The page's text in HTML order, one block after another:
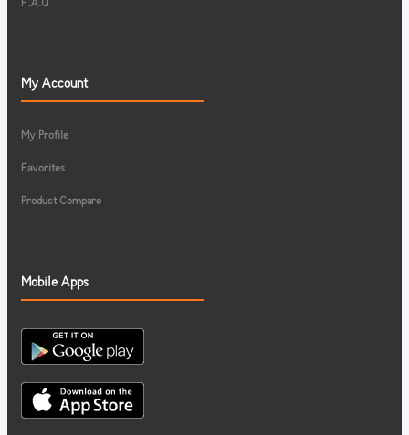
F.A.Q
My Account
My Profile
Favorites
Product Compare
Mobile Apps